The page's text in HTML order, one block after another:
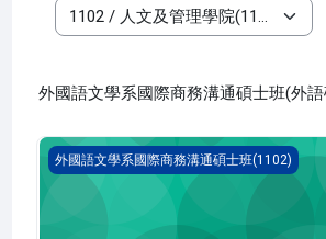
課程類別
外國語文學系國際商務溝通碩士班(外語
國際人力資源管理
外國語文學系國際商務溝通碩士班(1102)